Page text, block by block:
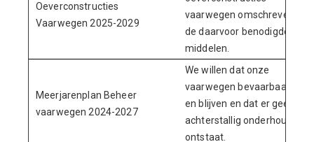
Oeverconstructies
Vaarwegen 2025-2029
vaarwegen omschreven en
de daarvoor benodigde
middelen.
Meerjarenplan Beheer
vaarwegen 2024-2027
We willen dat onze
vaarwegen bevaarbaar zijn
en blijven en dat er geen
achterstallig onderhoud
ontstaat.